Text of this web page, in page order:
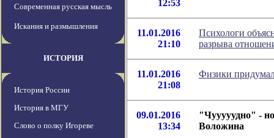
Современная русская мысль
Искания и размышления
ИСТОРИЯ
История России
История в МГУ
Слово о полку Игореве
12:53
11.01.2016
21:10
Психологи
разрыва
11.01.2016
21:08
Физики
09.01.2016
13:34
"Чууууудно" -
Воложина